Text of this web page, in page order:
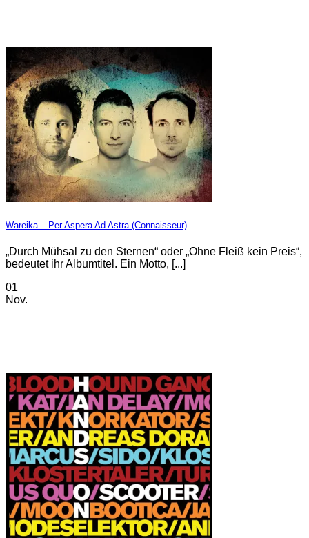
Wareika – Per Aspera Ad Astra (Connaisseur)
„Durch Mühsal zu den Sternen“ oder „Ohne Fleiß kein Preis“,
bedeutet ihr Albumtitel. Ein Motto, [...]
01
Nov.